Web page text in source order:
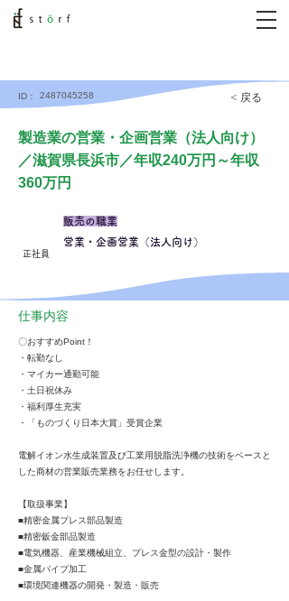
ID： 2487045258 < 戻る
製造業の営業・企画営業（法人向け）
／滋賀県長浜市／年収240万円～年収
360万円
正社員
販売の職業
営業・企画営業（法人向け）
仕事内容
〇おすすめPoint！
・転勤なし
・マイカー通勤可能
・土日祝休み
・福利厚生充実
・「ものづくり日本大賞」受賞企業
電解イオン水生成装置及び工業用脱脂洗浄機の技術をベースと
した商材の営業販売業務をお任せします。
【取扱事業】
■精密金属プレス部品製造
■精密鈑金部品製造
■電気機器、産業機械組立、プレス金型の設計・製作
■金属パイプ加工
■環境関連機器の開発・製造・販売